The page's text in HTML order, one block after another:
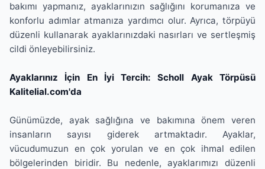
bakımı yapmanız, ayaklarınızın sağlığını korumanıza ve
konforlu adımlar atmanıza yardımcı olur. Ayrıca, törpüyü
düzenli kullanarak ayaklarınızdaki nasırları ve sertleşmiş
cildi önleyebilirsiniz.
Ayaklarınız İçin En İyi Tercih: Scholl Ayak Törpüsü
Kalitelial.com'da
Günümüzde, ayak sağlığına ve bakımına önem veren
insanların sayısı giderek artmaktadır. Ayaklar,
vücudumuzun en çok yorulan ve en çok ihmal edilen
bölgelerinden biridir. Bu nedenle, ayaklarımızı düzenli